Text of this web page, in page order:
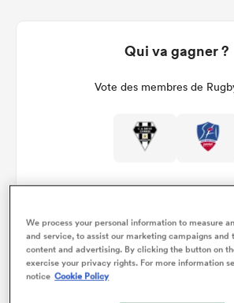
Qui va gagner ?
Vote des membres de
Détails du match
We process your personal information to measure
and service, to assist our marketing campaigns and
content and advertising. By clicking the button on
exercise your privacy rights. For more information
notice Cookie Policy